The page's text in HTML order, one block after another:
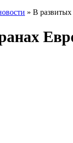
» В развитых